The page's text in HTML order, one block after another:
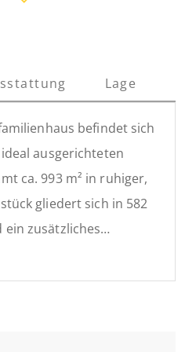
Lage
befindet sich
ausgerichteten
ca. 993 m² in ruhiger,
gliedert sich in 582
ein zusätzliches
ergibt.